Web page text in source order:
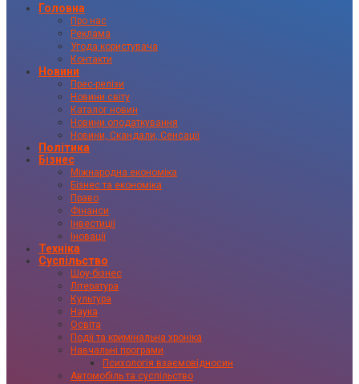
Головна
Про нас
Реклама
Угода користувача
Контакти
Новини
Прес-релізи
Новини світу
Каталог новин
Новини оподаткування
Новини, Скандали, Сенсації
Політика
Бізнес
Міжнародна економіка
Бізнес та економіка
Право
Фінанси
Інвестиції
Іновації
Техніка
Суспільство
Шоу-бізнес
Література
Культура
Наука
Освіта
Події та кримінальна хроніка
Навчальні програми
Психологія взаємовідносин
Автомобіль та суспільство